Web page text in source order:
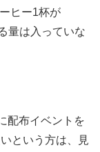
ヒー1杯が
量は入っていな
配布イベントを
という方は、見